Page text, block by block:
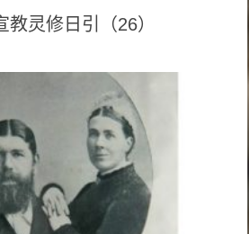
灵修日引（26）